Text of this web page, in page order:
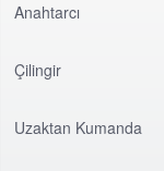
Anahtarcı
Çilingir
Uzaktan Kumanda